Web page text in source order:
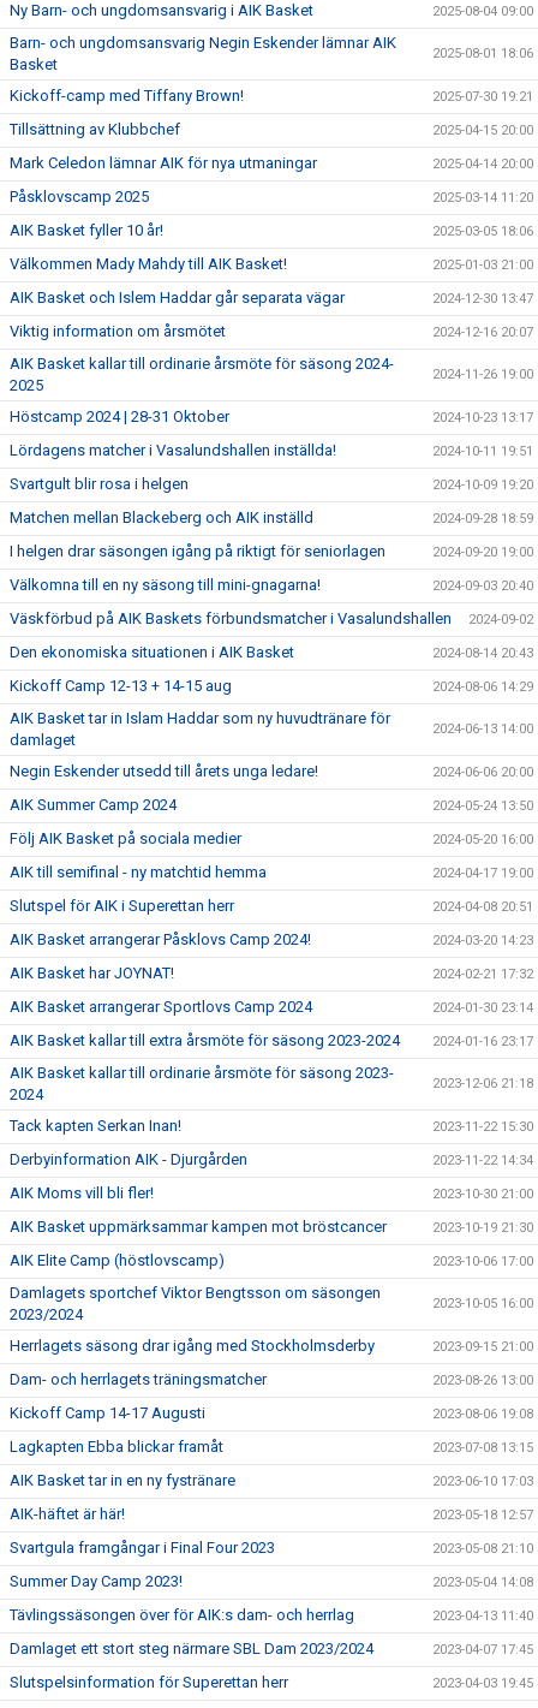
Ny Barn- och ungdomsansvarig i AIK Basket 2025-08-04 09:00
Barn- och ungdomsansvarig Negin Eskender lämnar AIK
Basket
2025-08-01 18:06
Kickoff-camp med Tiffany Brown! 2025-07-30 19:21
Tillsättning av Klubbchef 2025-04-15 20:00
Mark Celedon lämnar AIK för nya utmaningar 2025-04-14 20:00
Påsklovscamp 2025 2025-03-14 11:20
AIK Basket fyller 10 år! 2025-03-05 18:06
Välkommen Mady Mahdy till AIK Basket! 2025-01-03 21:00
AIK Basket och Islem Haddar går separata vägar 2024-12-30 13:47
Viktig information om årsmötet 2024-12-16 20:07
AIK Basket kallar till ordinarie årsmöte för säsong 2024-
2025
2024-11-26 19:00
Höstcamp 2024 | 28-31 Oktober 2024-10-23 13:17
Lördagens matcher i Vasalundshallen inställda! 2024-10-11 19:51
Svartgult blir rosa i helgen 2024-10-09 19:20
Matchen mellan Blackeberg och AIK inställd 2024-09-28 18:59
I helgen drar säsongen igång på riktigt för seniorlagen 2024-09-20 19:00
Välkomna till en ny säsong till mini-gnagarna! 2024-09-03 20:40
Väskförbud på AIK Baskets förbundsmatcher i Vasalundshallen 2024-09-02
Den ekonomiska situationen i AIK Basket 2024-08-14 20:43
Kickoff Camp 12-13 + 14-15 aug 2024-08-06 14:29
AIK Basket tar in Islam Haddar som ny huvudtränare för
damlaget
2024-06-13 14:00
Negin Eskender utsedd till årets unga ledare! 2024-06-06 20:00
AIK Summer Camp 2024 2024-05-24 13:50
Följ AIK Basket på sociala medier 2024-05-20 16:00
AIK till semifinal - ny matchtid hemma 2024-04-17 19:00
Slutspel för AIK i Superettan herr 2024-04-08 20:51
AIK Basket arrangerar Påsklovs Camp 2024! 2024-03-20 14:23
AIK Basket har JOYNAT! 2024-02-21 17:32
AIK Basket arrangerar Sportlovs Camp 2024 2024-01-30 23:14
AIK Basket kallar till extra årsmöte för säsong 2023-2024 2024-01-16 23:17
AIK Basket kallar till ordinarie årsmöte för säsong 2023-
2024
2023-12-06 21:18
Tack kapten Serkan Inan! 2023-11-22 15:30
Derbyinformation AIK - Djurgården 2023-11-22 14:34
AIK Moms vill bli fler! 2023-10-30 21:00
AIK Basket uppmärksammar kampen mot bröstcancer 2023-10-19 21:30
AIK Elite Camp (höstlovscamp) 2023-10-06 17:00
Damlagets sportchef Viktor Bengtsson om säsongen
2023/2024
2023-10-05 16:00
Herrlagets säsong drar igång med Stockholmsderby 2023-09-15 21:00
Dam- och herrlagets träningsmatcher 2023-08-26 13:00
Kickoff Camp 14-17 Augusti 2023-08-06 19:08
Lagkapten Ebba blickar framåt 2023-07-08 13:15
AIK Basket tar in en ny fystränare 2023-06-10 17:03
AIK-häftet är här! 2023-05-18 12:57
Svartgula framgångar i Final Four 2023 2023-05-08 21:10
Summer Day Camp 2023! 2023-05-04 14:08
Tävlingssäsongen över för AIK:s dam- och herrlag 2023-04-13 11:40
Damlaget ett stort steg närmare SBL Dam 2023/2024 2023-04-07 17:45
Slutspelsinformation för Superettan herr 2023-04-03 19:45